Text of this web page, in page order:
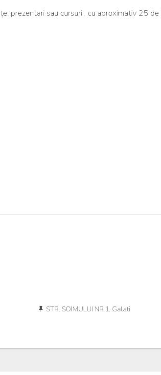
prezentari sau cursuri , cu aproximativ 25 de
STR. SOIMULUI NR 1, Galati